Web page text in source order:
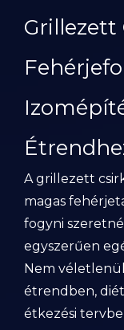
Grillezett
A grillezett
magas
fogyni
egyszerűen
Nem
étrendben,
étkezési